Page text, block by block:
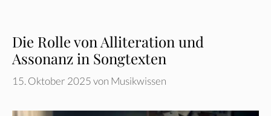
Die Rolle von Alliteration und
Assonanz in Songtexten
15. Oktober 2025von Musikwissen